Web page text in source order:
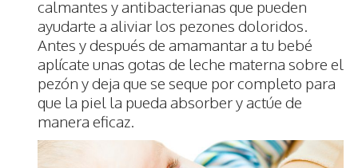
calmantes y antibacterianas que pueden
ayudarte a aliviar los pezones doloridos.
Antes y después de amamantar a tu bebé
aplícate unas gotas de leche materna sobre el
pezón y deja que se seque por completo para
que la piel la pueda absorber y actúe de
manera eficaz.